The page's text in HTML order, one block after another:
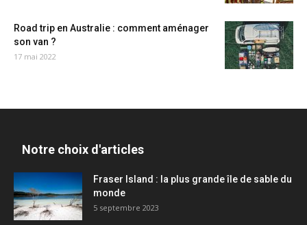
Road trip en Australie : comment aménager
son van ?
17 mai 2022
Notre choix d'articles
Fraser Island : la plus grande île de sable du
monde
5 septembre 2023